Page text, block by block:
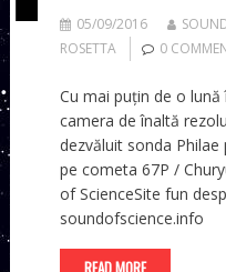
05/09/2016
ROSETTA
0
Cu mai puțin de o
camera de înaltă
dezvăluit sonda
pe cometa 67P /
of ScienceSite fun
soundofscience.info
READ MORE